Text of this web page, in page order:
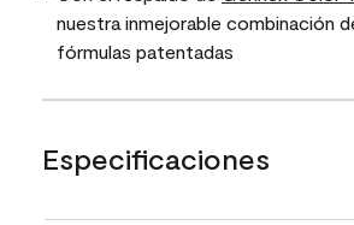
nuestra inmejorable combinación
fórmulas patentadas
Especificaciones